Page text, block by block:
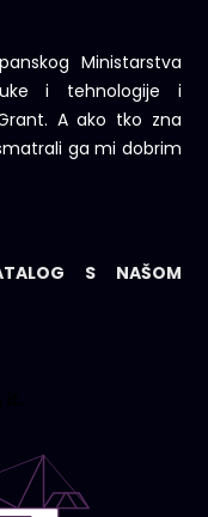
Ministarstva
i tehnologije i
A ako tko zna
ga mi dobrim
S NAŠOM